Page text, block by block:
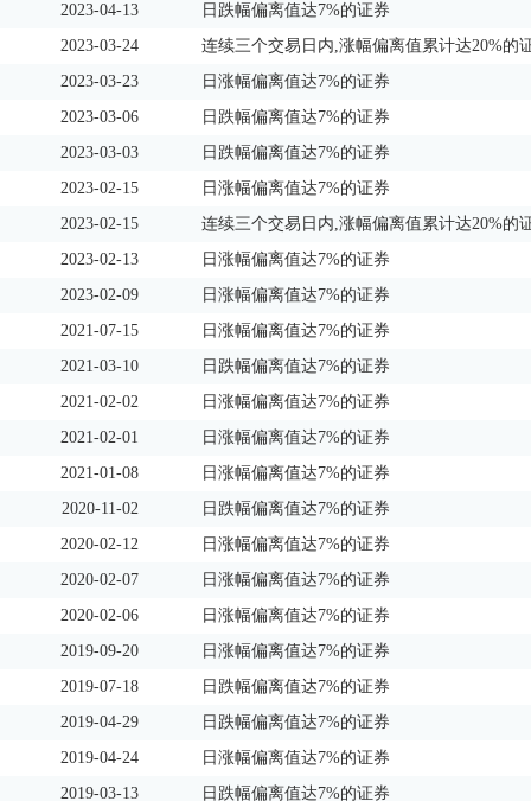
2023-04-13
日跌幅偏离值达7%的证券
2023-03-24
连续三个交易日内,涨幅偏离值累计达20%的
2023-03-23
日涨幅偏离值达7%的证券
2023-03-06
日跌幅偏离值达7%的证券
2023-03-03
日跌幅偏离值达7%的证券
2023-02-15
日涨幅偏离值达7%的证券
2023-02-15
连续三个交易日内,涨幅偏离值累计达20%的
2023-02-13
日涨幅偏离值达7%的证券
2023-02-09
日涨幅偏离值达7%的证券
2021-07-15
日涨幅偏离值达7%的证券
2021-03-10
日跌幅偏离值达7%的证券
2021-02-02
日涨幅偏离值达7%的证券
2021-02-01
日涨幅偏离值达7%的证券
2021-01-08
日涨幅偏离值达7%的证券
2020-11-02
日跌幅偏离值达7%的证券
2020-02-12
日涨幅偏离值达7%的证券
2020-02-07
日涨幅偏离值达7%的证券
2020-02-06
日涨幅偏离值达7%的证券
2019-09-20
日涨幅偏离值达7%的证券
2019-07-18
日跌幅偏离值达7%的证券
2019-04-29
日跌幅偏离值达7%的证券
2019-04-24
日涨幅偏离值达7%的证券
2019-03-13
日跌幅偏离值达7%的证券